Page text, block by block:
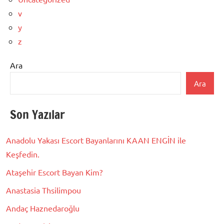
v
y
z
Ara
Ara
Son Yazılar
Anadolu Yakası Escort Bayanlarını KAAN ENGİN ile
Keşfedin.
Ataşehir Escort Bayan Kim?
Anastasia Thsilimpou
Andaç Haznedaroğlu